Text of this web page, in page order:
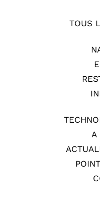
TOUS
A